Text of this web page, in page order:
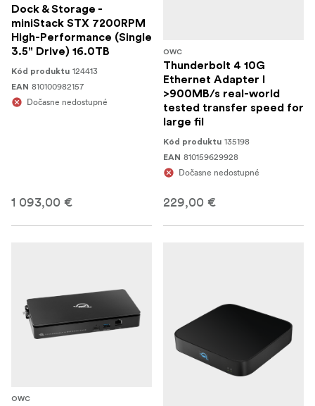
Dock & Storage -
miniStack STX 7200RPM
High-Performance (Single
3.5" Drive) 16.0TB
Kód produktu 124413
EAN 810100982157
Dočasne nedostupné
1 093,00 €
OWC
Thunderbolt 4 10G
Ethernet Adapter I
>900MB/s real-world
tested transfer speed for
large fil
Kód produktu 135198
EAN 810159629928
Dočasne nedostupné
229,00 €
OWC